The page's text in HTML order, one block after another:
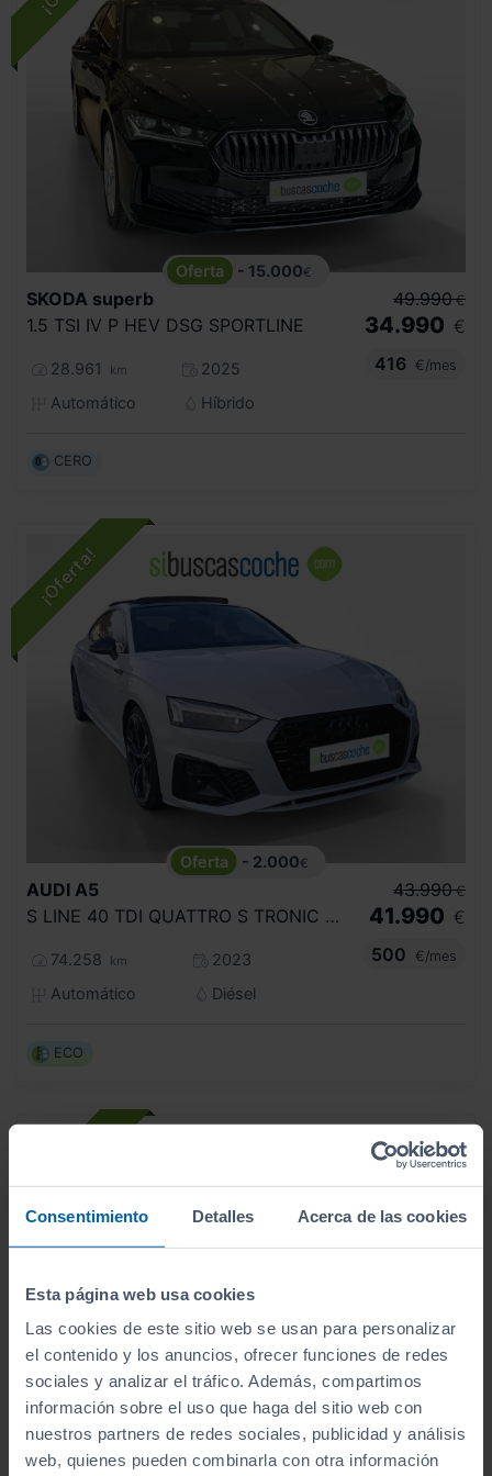
Consentimiento Detalles Acerca de las cookies
Esta página web usa cookies
Las cookies de este sitio web se usan para personalizar
el contenido y los anuncios, ofrecer funciones de redes
sociales y analizar el tráfico. Además, compartimos
información sobre el uso que haga del sitio web con
nuestros partners de redes sociales, publicidad y análisis
web, quienes pueden combinarla con otra información
- 15.000€
SKODA superb
1.5 TSI IV P HEV DSG SPORTLINE
28.961 km
2025
Automático
Híbrido
49.990 €
34.990 €
416
€/mes
CERO
- 2.000€
AUDI A5
S LINE 40 TDI QUATTRO S TRONIC SPORTBACK
74.258 km
2023
Automático
Diésel
43.990 €
41.990 €
500
€/mes
ECO
- 1.000€